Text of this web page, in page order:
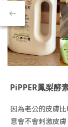
PiPPER鳳梨酵
因為老公的皮膚
意會不會刺激皮